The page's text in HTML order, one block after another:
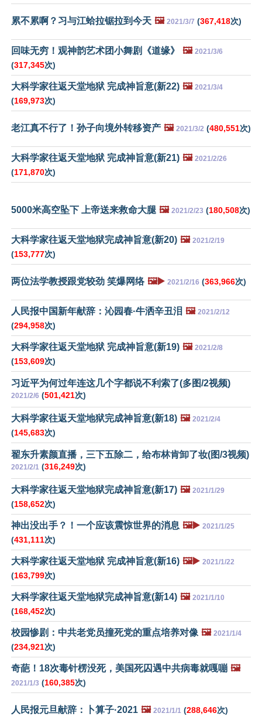
累不累啊？习与江蛤拉锯拉到今天 🖼️ 2021/3/7 (367,418次)
回味无穷！观神韵艺术团小舞剧《道缘》 🖼️ 2021/3/6
(317,345次)
大科学家往返天堂地狱 完成神旨意(新22) 🖼️ 2021/3/4
(169,973次)
老江真不行了！孙子向境外转移资产 🖼️ 2021/3/2 (480,551次)
大科学家往返天堂地狱 完成神旨意(新21) 🖼️ 2021/2/26
(171,870次)
5000米高空坠下 上帝送来救命大腿 🖼️ 2021/2/23 (180,508次)
大科学家往返天堂地狱完成神旨意(新20) 🖼️ 2021/2/19
(153,777次)
两位法学教授跟党较劲 笑爆网络 🖼️▶️ 2021/2/16 (363,966次)
人民报中国新年献辞：沁园春·牛洒辛丑泪 🖼️ 2021/2/12
(294,958次)
大科学家往返天堂地狱 完成神旨意(新19) 🖼️ 2021/2/8
(153,609次)
习近平为何过年连这几个字都说不利索了(多图/2视频)
2021/2/6 (501,421次)
大科学家往返天堂地狱完成神旨意(新18) 🖼️ 2021/2/4
(145,683次)
翟东升素颜直播，三下五除二，给布林肯卸了妆(图/3视频)
2021/2/1 (316,249次)
大科学家往返天堂地狱完成神旨意(新17) 🖼️ 2021/1/29
(158,652次)
神出没出手？！一个应该震惊世界的消息 🖼️▶️ 2021/1/25
(431,111次)
大科学家往返天堂地狱 完成神旨意(新16) 🖼️▶️ 2021/1/22
(163,799次)
大科学家往返天堂地狱完成神旨意(新14) 🖼️ 2021/1/10
(168,452次)
校园惨剧：中共老党员撞死党的重点培养对像 🖼️ 2021/1/4
(234,921次)
奇葩！18次毒针楞没死，美国死囚遇中共病毒就嘎嘣 🖼️
2021/1/3 (160,385次)
人民报元旦献辞：卜算子·2021 🖼️ 2021/1/1 (288,646次)